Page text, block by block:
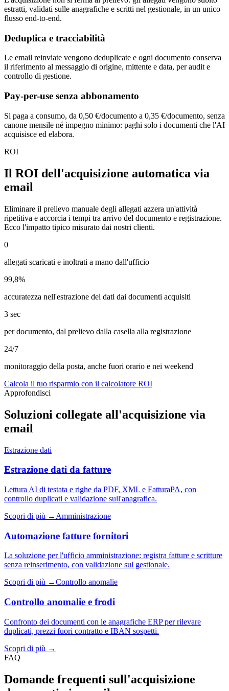
estratti, validati sulle anagrafiche e scritti nel gestionale, in un unico
flusso end-to-end.
Deduplica e tracciabilità
Le email reinviate vengono deduplicate e ogni documento conserva
il riferimento al messaggio di origine, mittente e data, per audit e
controllo di gestione.
Pay-per-use senza abbonamento
Si paga a consumo, da 0,50 €/documento a 0,35 €/documento, senza
canone mensile né impegno minimo: paghi solo i documenti che l'AI
acquisisce ed elabora.
ROI
Il ROI dell'acquisizione automatica via
email
Eliminare il prelievo manuale degli allegati azzera un'attività
ripetitiva e accorcia i tempi tra arrivo del documento e registrazione.
Ecco l'impatto tipico misurato dai nostri clienti.
0
allegati scaricati e inoltrati a mano dall'ufficio
99,8%
accuratezza nell'estrazione dei dati dai documenti acquisiti
3 sec
per documento, dal prelievo dalla casella alla registrazione
24/7
monitoraggio della posta, anche fuori orario e nei weekend
Calcola il tuo risparmio con il calcolatore ROI
Approfondisci
Soluzioni collegate all'acquisizione via
email
Estrazione dati
Estrazione dati da fatture
Lettura AI di testata e righe da PDF, XML e FatturaPA, con
controllo duplicati e validazione sull'anagrafica.
Scopri di più → Amministrazione
Automazione fatture fornitori
La soluzione per l'ufficio amministrazione: registra fatture e scritture
senza reinserimento, con validazione sul gestionale.
Scopri di più →Controllo anomalie
Controllo anomalie e frodi
Confronto dei documenti con le anagrafiche ERP per rilevare
duplicati, prezzi fuori contratto e IBAN sospetti.
Scopri di più →
FAQ
Domande frequenti sull'acquisizione